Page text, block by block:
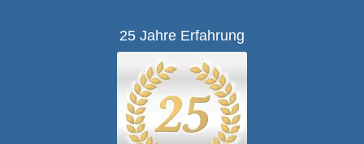
25 Jahre Erfahrung